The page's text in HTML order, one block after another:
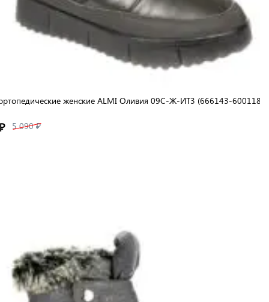
женские ALMI Оливия 09С-Ж-ИТ3 (666143-600118),
5 090 ₽